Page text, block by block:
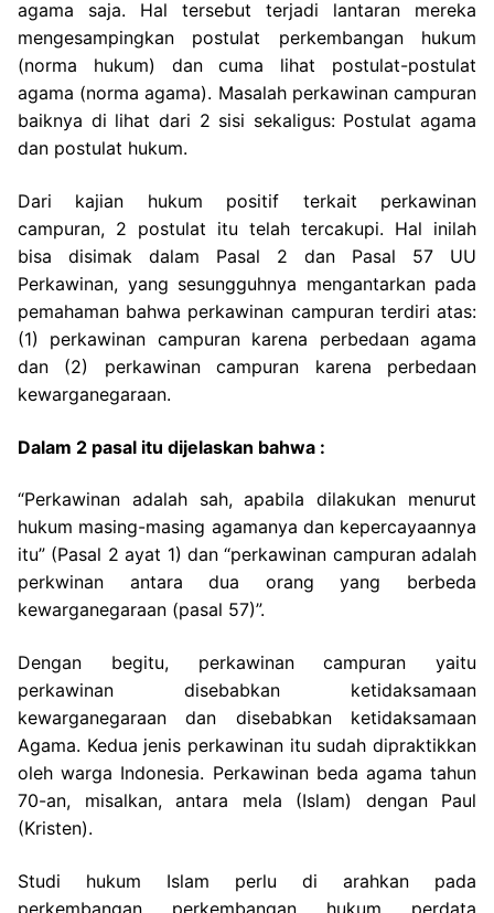
agama saja. Hal tersebut terjadi lantaran mereka
mengesampingkan postulat perkembangan hukum
(norma hukum) dan cuma lihat postulat-postulat
agama (norma agama). Masalah perkawinan campuran
baiknya di lihat dari 2 sisi sekaligus: Postulat agama
dan postulat hukum.
Dari kajian hukum positif terkait perkawinan
campuran, 2 postulat itu telah tercakupi. Hal inilah
bisa disimak dalam Pasal 2 dan Pasal 57 UU
Perkawinan, yang sesungguhnya mengantarkan pada
pemahaman bahwa perkawinan campuran terdiri atas:
(1) perkawinan campuran karena perbedaan agama
dan (2) perkawinan campuran karena perbedaan
kewarganegaraan.
Dalam 2 pasal itu dijelaskan bahwa :
“Perkawinan adalah sah, apabila dilakukan menurut
hukum masing-masing agamanya dan kepercayaannya
itu” (Pasal 2 ayat 1) dan “perkawinan campuran adalah
perkwinan antara dua orang yang berbeda
kewarganegaraan (pasal 57)”.
Dengan begitu, perkawinan campuran yaitu
perkawinan disebabkan ketidaksamaan
kewarganegaraan dan disebabkan ketidaksamaan
Agama. Kedua jenis perkawinan itu sudah dipraktikkan
oleh warga Indonesia. Perkawinan beda agama tahun
70-an, misalkan, antara mela (Islam) dengan Paul
(Kristen).
Studi hukum Islam perlu di arahkan pada
perkembangan perkembangan hukum perdata